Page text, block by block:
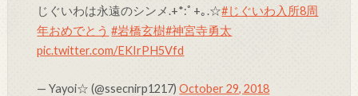
じぐいわは永遠のシンメ.+*:ﾟ+｡.☆#じぐいわ入所8周
年おめでとう #岩橋玄樹#神宮寺勇太
pic.twitter.com/EKIrPH5Vfd
— Yayoi☆ (@ssecnirp1217)October 29, 2018